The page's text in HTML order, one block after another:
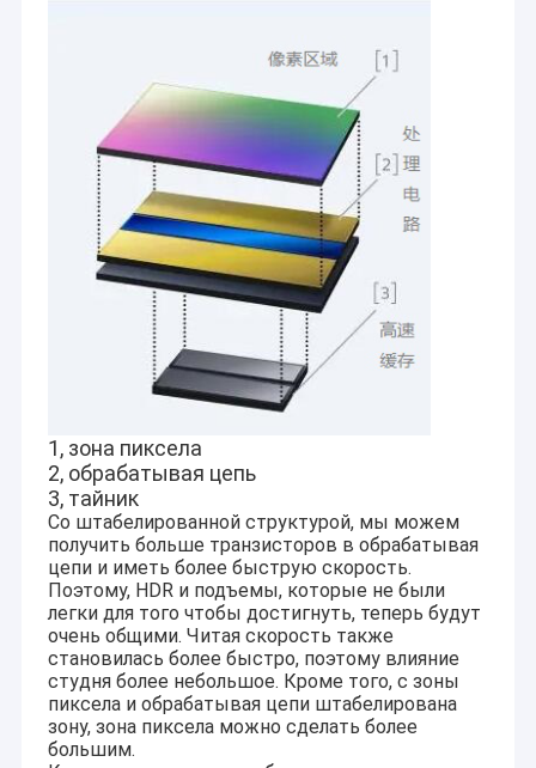
1, зона пиксела
2, обрабатывая цепь
3, тайник
Со штабелированной структурой, мы можем
получить больше транзисторов в обрабатывая
цепи и иметь более быструю скорость.
Поэтому, HDR и подъемы, которые не были
легки для того чтобы достигнуть, теперь будут
очень общими. Читая скорость также
становилась более быстро, поэтому влияние
студня более небольшое. Кроме того, с зоны
пиксела и обрабатывая цепи штабелирована
зону, зона пиксела можно сделать более
большим.